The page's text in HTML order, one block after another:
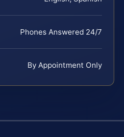
Phones Answered 24/7
By Appointment Only